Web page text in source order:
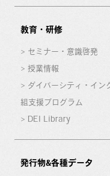
教育・研修
セミナー・意識啓発
授業情報
ダイバーシティ・イン
組支援プログラム
DEI Library
発行物&各種データ